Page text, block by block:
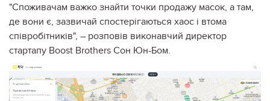
"Споживачам важко знайти точки продажу масок, а там,
де вони є, зазвичай спостерігаються хаос і втома
співробітників", – розповів виконавчий директор
стартапу Boost Brothers Сон Юн-Бом.